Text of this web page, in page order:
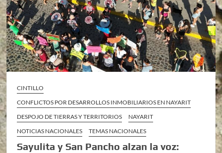
CINTILLO
CONFLICTOS POR DESARROLLOS INMOBILIARIOS EN NAYARIT
DESPOJO DE TIERRAS Y TERRITORIOS
NAYARIT
NOTICIAS NACIONALES
TEMAS NACIONALES
Sayulita y San Pancho alzan la voz: